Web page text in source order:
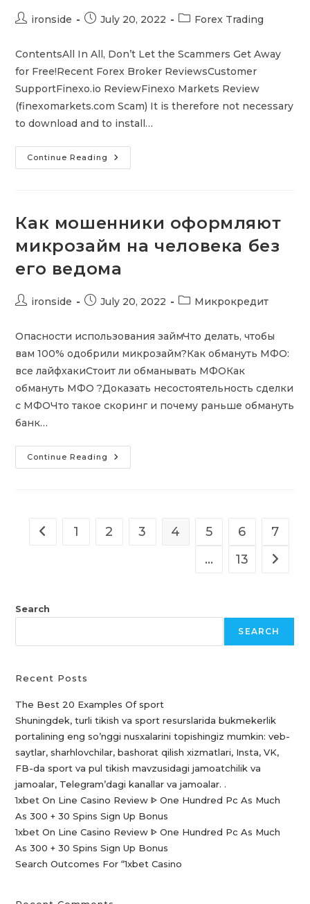
Postironside
PostJuly 20, 2022
PostForex Trading
ContentsAll In All, Don’t Let the Scammers Get Away
for Free!Recent Forex Broker ReviewsCustomer
SupportFinexo.io ReviewFinexo Markets Review
(finexomarkets.com Scam) It is therefore not necessary
to download and to install…
Continue Reading Finexo
Forex
Information
Как мошенники оформляют
микрозайм на человека без
его ведома
Postironside
PostJuly 20, 2022
PostМикрокредит
Опасности использования займЧто делать, чтобы
вам 100% одобрили микрозайм?Как обмануть МФО:
все лайфхакиСтоит ли обманывать МФОКак
обмануть МФО ?Доказать несостоятельность сделки
с МФОЧто такое скоринг и почему раньше обмануть
банк…
Continue Reading Как
Мошенники
Его
Ведома
Go to the previous page
1 2 3 4 5 6
7
…
13 Go to
Search
SEARCH
Recent Posts
The Best 20 Examples Of sport
Shuningdek, turli tikish va sport resurslarida bukmekerlik
portalining eng so’nggi nusxalarini topishingiz mumkin: veb-
saytlar, sharhlovchilar, bashorat qilish xizmatlari, Insta, VK,
FB-da sport va pul tikish mavzusidagi jamoatchilik va
jamoalar, Telegram’dagi kanallar va jamoalar. .
1xbet On Line Casino Review ᐈ One Hundred Pc As Much
As 300 + 30 Spins Sign Up Bonus
1xbet On Line Casino Review ᐈ One Hundred Pc As Much
As 300 + 30 Spins Sign Up Bonus
Search Outcomes For “1xbet Casino️